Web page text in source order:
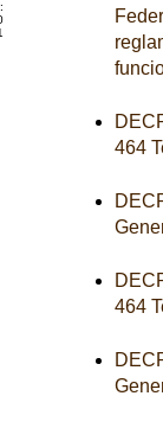
464
464